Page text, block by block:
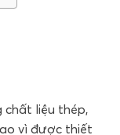
liệu thép,
vì được thiết